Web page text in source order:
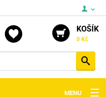
KOŠÍK
0 Kč
MENU